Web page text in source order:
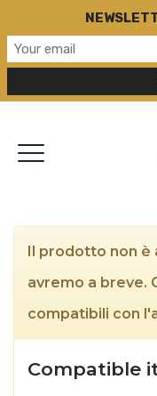
Il prodotto non è
avremo a breve.
compatibili con
Compatible